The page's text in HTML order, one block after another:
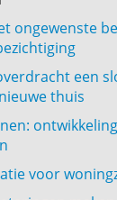
ongewenste
een
thuis
voor